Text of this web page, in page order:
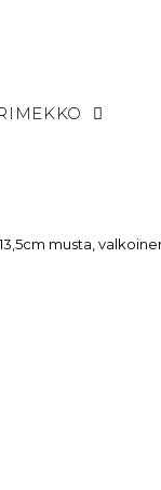
musta,